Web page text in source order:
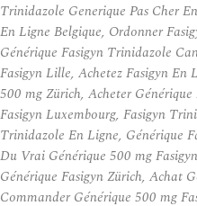
Trinidazole Generique Pas Cher
En Ligne Belgique, Ordonner
Générique Fasigyn Trinidazole
Fasigyn Lille, Achetez Fasigyn En
500 mg Zürich, Acheter
Fasigyn Luxembourg, Fasigyn
Trinidazole En Ligne, Générique
Du Vrai Générique 500 mg
Générique Fasigyn Zürich, Achat
Commander Générique 500 mg